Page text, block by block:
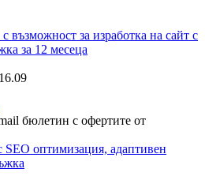
възможност за изработка на сайт с
за 12 месеца
бюлетин с офертите от
SEO оптимизация, адаптивен